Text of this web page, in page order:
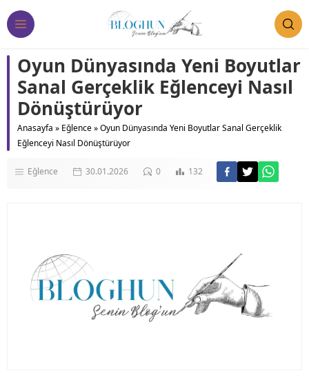
Oyun Dünyasında Yeni Boyutlar
Sanal Gerçeklik Eğlenceyi Nasıl
Dönüştürüyor
Anasayfa » Eğlence»Oyun Dünyasında Yeni Boyutlar Sanal Gerçeklik
Eğlenceyi Nasıl Dönüştürüyor
Eğlence 30.01.2026 0 132